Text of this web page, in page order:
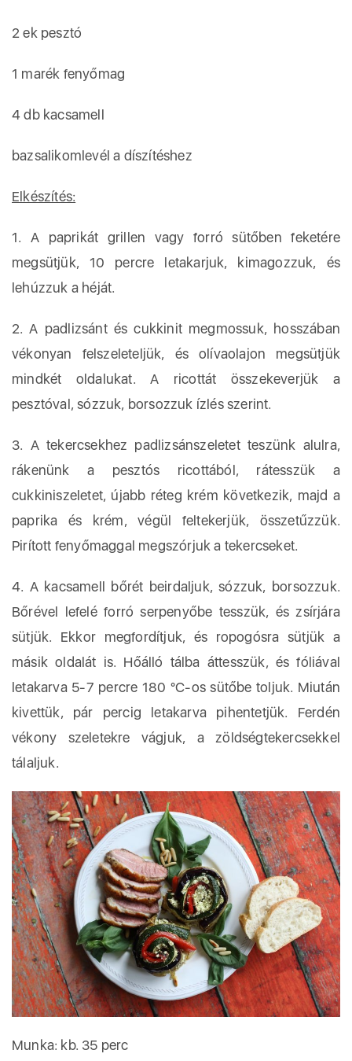
2 ek pesztó
1 marék fenyőmag
4 db kacsamell
bazsalikomlevél a díszítéshez
Elkészítés:
1. A paprikát grillen vagy forró sütőben feketére
megsütjük, 10 percre letakarjuk, kimagozzuk, és
lehúzzuk a héját.
2. A padlizsánt és cukkinit megmossuk, hosszában
vékonyan felszeleteljük, és olívaolajon megsütjük
mindkét oldalukat. A ricottát összekeverjük a
pesztóval, sózzuk, borsozzuk ízlés szerint.
3. A tekercsekhez padlizsánszeletet teszünk alulra,
rákenünk a pesztós ricottából, rátesszük a
cukkiniszeletet, újabb réteg krém következik, majd a
paprika és krém, végül feltekerjük, összetűzzük.
Pirított fenyőmaggal megszórjuk a tekercseket.
4. A kacsamell bőrét beirdaljuk, sózzuk, borsozzuk.
Bőrével lefelé forró serpenyőbe tesszük, és zsírjára
sütjük. Ekkor megfordítjuk, és ropogósra sütjük a
másik oldalát is. Hőálló tálba áttesszük, és fóliával
letakarva 5-7 percre 180 °C-os sütőbe toljuk. Miután
kivettük, pár percig letakarva pihentetjük. Ferdén
vékony szeletekre vágjuk, a zöldségtekercsekkel
tálaljuk.
Munka: kb. 35 perc